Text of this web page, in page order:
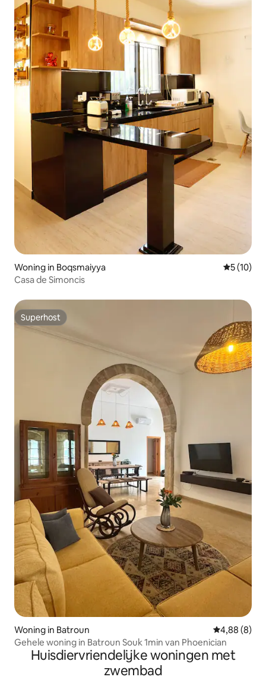
Woning in Boqsmaiyya
5 (10)
Casa de Simoncis
Superhost
Superhost
Woning in Batroun Gemiddelde
4,88 (8)
Gehele woning in Batroun Souk 1min van Phoenician
Huisdiervriendelijke woningen met
zwembad